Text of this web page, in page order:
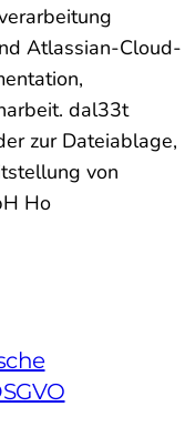
Atlassian-Cloud-
dal33t
zur Dateiablage,
von
Ho